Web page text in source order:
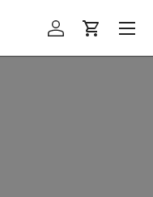
Log in Cart
Menu